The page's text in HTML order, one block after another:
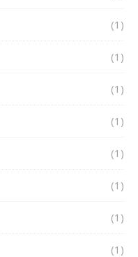
(1)
(1)
(1)
(1)
(1)
(1)
(1)
(1)